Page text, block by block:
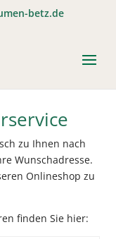
betz.de
zu Ihnen nach
Wunschadresse.
Onlineshop zu
finden Sie hier: